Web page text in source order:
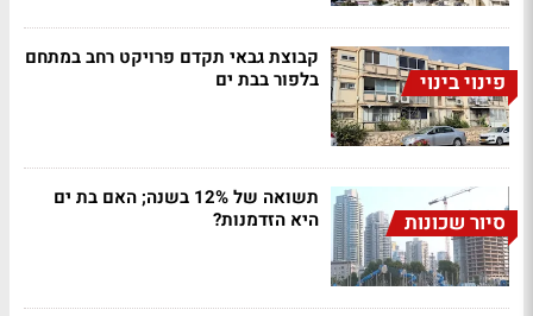
פינוי בינוי
קבוצת גבאי תקדם פרויקט רחב במתחם
בלפור בבת ים
סיור שכונות
תשואה של 12% בשנה; האם בת ים
היא הזדמנות?